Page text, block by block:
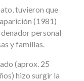
tuvieron que
(1981)
personal
y familias.
(aprox. 25
hizo surgir la